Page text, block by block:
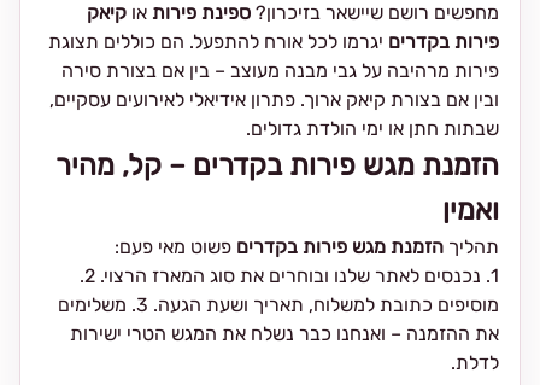
מחפשים רושם שיישאר בזיכרון? ספינת פירות או קיאק
פירות בקדרים יגרמו לכל אורח להתפעל. הם כוללים תצוגת
פירות מרהיבה על גבי מבנה מעוצב – בין אם בצורת סירה
ובין אם בצורת קיאק ארוך. פתרון אידיאלי לאירועים עסקיים,
שבתות חתן או ימי הולדת גדולים.
הזמנת מגש פירות בקדרים – קל, מהיר
ואמין
תהליך הזמנת מגש פירות בקדרים פשוט מאי פעם:
1. נכנסים לאתר שלנו ובוחרים את סוג המארז הרצוי. 2.
מוסיפים כתובת למשלוח, תאריך ושעת הגעה. 3. משלימים
את ההזמנה – ואנחנו כבר נשלח את המגש הטרי ישירות
לדלת.